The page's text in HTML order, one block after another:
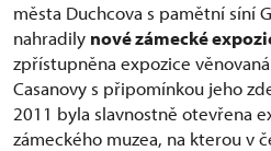
města Duchcova s pamětní síní
nahradily nové zámecké
zpřístupněna expozice
Casanovy s připomínkou jeho
2011 byla slavnostně otevřena
zámeckého muzea, na kterou v